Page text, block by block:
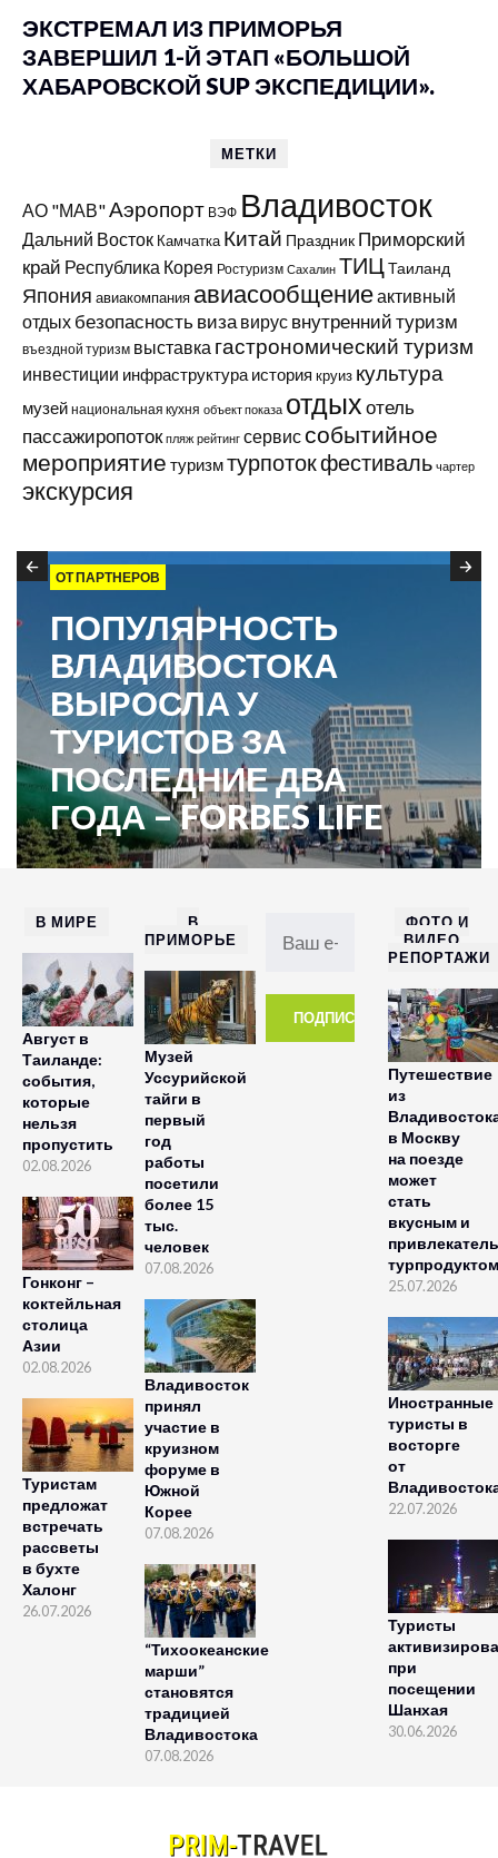
ЭКСТРЕМАЛ ИЗ ПРИМОРЬЯ
ЗАВЕРШИЛ 1-Й ЭТАП «БОЛЬШОЙ
ХАБАРОВСКОЙ SUP ЭКСПЕДИЦИИ».
МЕТКИ
АО "МАВ"Аэропорт ВЭФ Владивосток
Дальний Восток Камчатка Китай Праздник Приморский
край Республика Корея Ростуризм Сахалин ТИЦТаиланд
Япония авиакомпания авиасообщениеактивный
отдых безопасность виза вирус внутренний туризм
въездной туризм выставка гастрономический туризм
инвестиции инфраструктура история круиз культура
музей национальная кухня объект показа отдыхотель
пассажиропоток пляж рейтинг сервис событийное
мероприятие туризмтурпотокфестиваль чартер
экскурсия
ОТ ПАРТНЕРОВ
ПОПУЛЯРНОСТЬ
ВЛАДИВОСТОКА
ВЫРОСЛА У
ТУРИСТОВ ЗА
ПОСЛЕДНИЕ ДВА
ГОДА – FORBES LIFE
В МИРЕ
Август в
Таиланде:
события,
которые
нельзя
пропустить
02.08.2026
Гонконг –
коктейльная
столица
Азии
02.08.2026
Туристам
предложат
встречать
рассветы
в бухте
Халонг
26.07.2026
В
ПРИМОРЬЕ
Музей
Уссурийской
тайги в
первый
год
работы
посетили
более 15
тыс.
человек
07.08.2026
Владивосток
принял
участие в
круизном
форуме в
Южной
Корее
07.08.2026
“Тихоокеанские
марши”
становятся
традицией
Владивостока
07.08.2026
ФОТО И
ВИДЕО
РЕПОРТАЖИ
Путешествие
из
в Москву
на поезде
может
стать
вкусным и
турпродуктом
25.07.2026
Иностранные
туристы в
восторге
от
22.07.2026
Туристы
при
посещении
Шанхая
30.06.2026